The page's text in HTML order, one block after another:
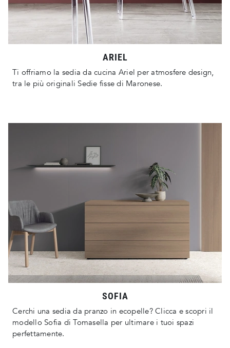
ARIEL
Ti offriamo la sedia da cucina Ariel per atmosfere design,
tra le più originali Sedie fisse di Maronese.
SOFIA
Cerchi una sedia da pranzo in ecopelle? Clicca e scopri il
modello Sofia di Tomasella per ultimare i tuoi spazi
perfettamente.